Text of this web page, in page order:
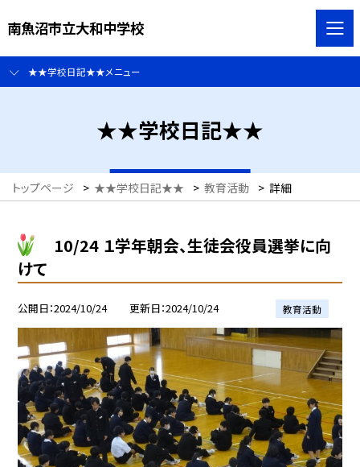
南魚沼市立大和中学校
★★学校日記★★メニュー
★★学校日記★★
トップページ > ★★学校日記★★ > 教育活動 > 詳細
10/24 １学年朝会、生徒会役員選挙に向
けて
公開日 2024/10/24 更新日 2024/10/24 教育活動